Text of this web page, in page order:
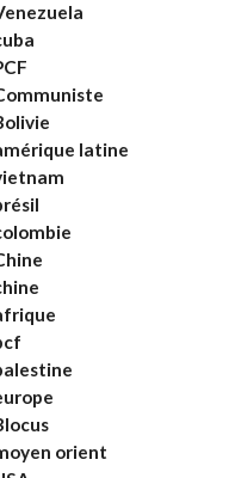
latine
orient